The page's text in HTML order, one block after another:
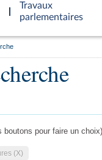
Travaux
parlementaires
boutons pour faire un choix)
(X)